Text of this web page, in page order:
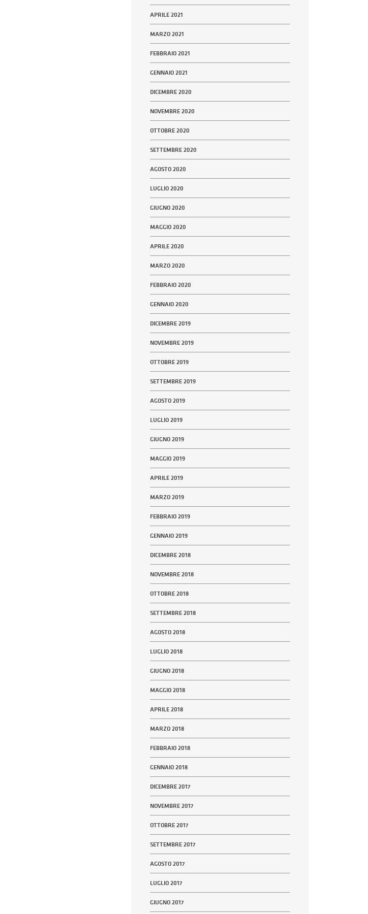
APRILE 2021
MARZO 2021
FEBBRAIO 2021
GENNAIO 2021
DICEMBRE 2020
NOVEMBRE 2020
OTTOBRE 2020
SETTEMBRE 2020
AGOSTO 2020
LUGLIO 2020
GIUGNO 2020
MAGGIO 2020
APRILE 2020
MARZO 2020
FEBBRAIO 2020
GENNAIO 2020
DICEMBRE 2019
NOVEMBRE 2019
OTTOBRE 2019
SETTEMBRE 2019
AGOSTO 2019
LUGLIO 2019
GIUGNO 2019
MAGGIO 2019
APRILE 2019
MARZO 2019
FEBBRAIO 2019
GENNAIO 2019
DICEMBRE 2018
NOVEMBRE 2018
OTTOBRE 2018
SETTEMBRE 2018
AGOSTO 2018
LUGLIO 2018
GIUGNO 2018
MAGGIO 2018
APRILE 2018
MARZO 2018
FEBBRAIO 2018
GENNAIO 2018
DICEMBRE 2017
NOVEMBRE 2017
OTTOBRE 2017
SETTEMBRE 2017
AGOSTO 2017
LUGLIO 2017
GIUGNO 2017